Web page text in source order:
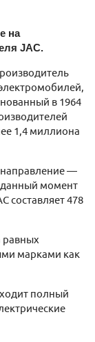
на
JAC.
в 1964
1,4 миллиона
направление —
данный момент
составляет 478
равных
марками как
полный